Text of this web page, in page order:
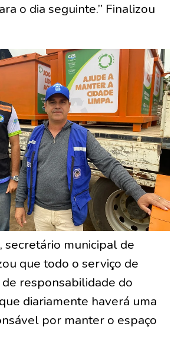
o dia seguinte.” Finalizou
secretário municipal de
que todo o serviço de
responsabilidade do
diariamente haverá uma
por manter o espaço